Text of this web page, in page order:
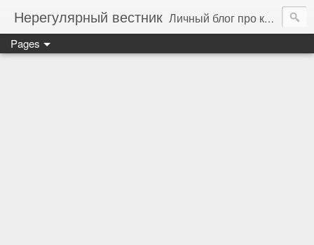
Нерегулярный вестник Личный блог про компьютеры, технологии и программирование
Pages